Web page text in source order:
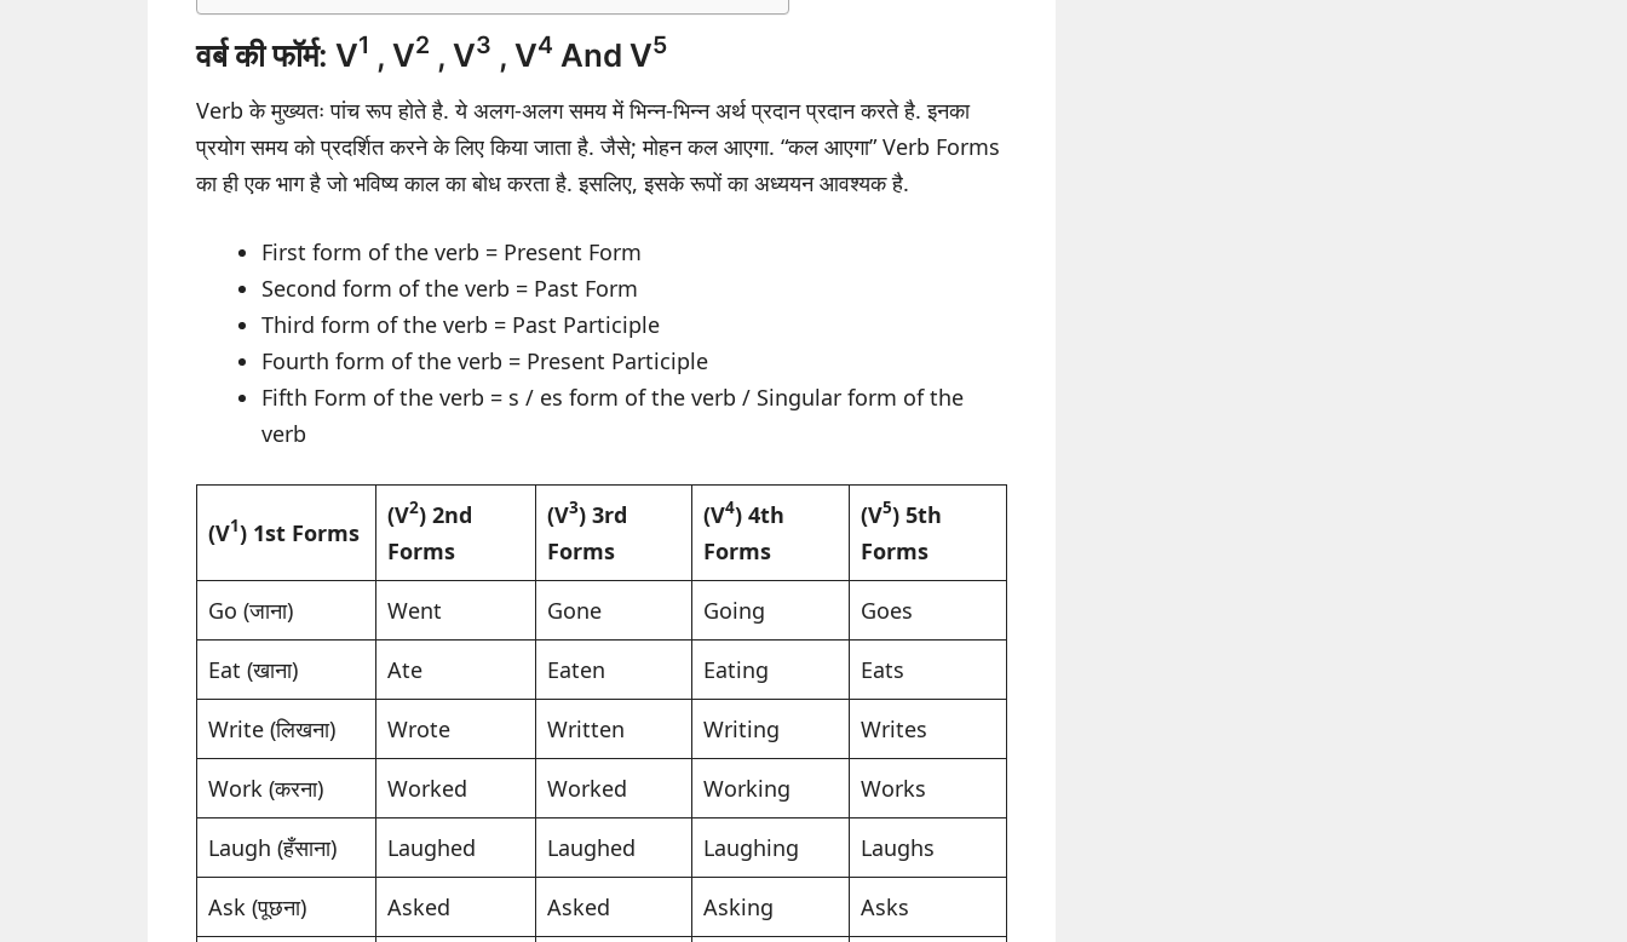
वर्ब की फॉर्म: V1 , V2 , V3 , V4 And V5
Verb के मुख्यतः पांच रूप होते है. ये अलग-अलग समय में भिन्न-भिन्न अर्थ प्रदान प्रदान करते है. इनका
प्रयोग समय को प्रदर्शित करने के लिए किया जाता है. जैसे; मोहन कल आएगा. “कल आएगा” Verb Forms
का ही एक भाग है जो भविष्य काल का बोध करता है. इसलिए, इसके रूपों का अध्ययन आवश्यक है.
First form of the verb = Present Form
Second form of the verb = Past Form
Third form of the verb = Past Participle
Fourth form of the verb = Present Participle
Fifth Form of the verb = s / es form of the verb / Singular form of the
verb
(V1) 1st Forms
(V2) 2nd
Forms
(V3) 3rd
Forms
(V4) 4th
Forms
(V5) 5th
Forms
Go (जाना) Went Gone Going Goes
Eat (खाना) Ate Eaten Eating Eats
Write (लिखना) Wrote Written Writing Writes
Work (करना) Worked Worked Working Works
Laugh (हँसाना) Laughed Laughed Laughing Laughs
Ask (पूछना) Asked Asked Asking Asks